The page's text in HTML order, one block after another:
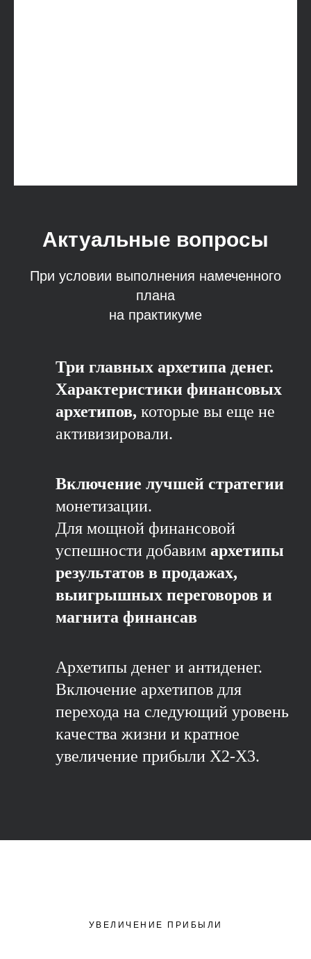
Актуальные вопросы
При условии выполнения намеченного
плана
на практикуме
Три главных архетипа денег.
Характеристики финансовых
архетипов, которые вы еще не
активизировали.
Включение лучшей стратегии
монетизации.
Для мощной финансовой
успешности добавим архетипы
результатов в продажах,
выигрышных переговоров и
магнита финансав
Архетипы денег и антиденег.
Включение архетипов для
перехода на следующий уровень
качества жизни и кратное
увеличение прибыли Х2-Х3.
УВЕЛИЧЕНИЕ ПРИБЫЛИ